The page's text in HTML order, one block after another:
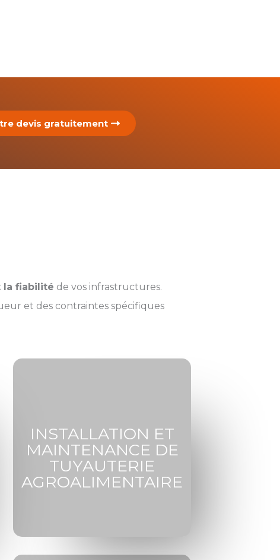
devis gratuitement
la fiabilité de vos infrastructures.
et des contraintes spécifiques
INSTALLATION ET
MAINTENANCE DE
TUYAUTERIE
AGROALIMENTAIRE